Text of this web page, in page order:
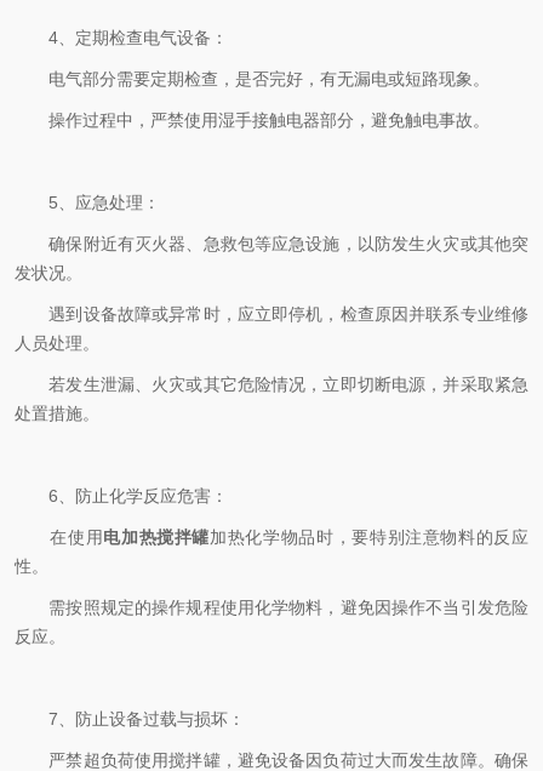
4、定期检查电气设备：
电气部分需要定期检查，是否完好，有无漏电或短路现象。
操作过程中，严禁使用湿手接触电器部分，避免触电事故。
5、应急处理：
确保附近有灭火器、急救包等应急设施，以防发生火灾或其他突
发状况。
遇到设备故障或异常时，应立即停机，检查原因并联系专业维修
人员处理。
若发生泄漏、火灾或其它危险情况，立即切断电源，并采取紧急
处置措施。
6、防止化学反应危害：
在使用电加热搅拌罐加热化学物品时，要特别注意物料的反应
性。
需按照规定的操作规程使用化学物料，避免因操作不当引发危险
反应。
7、防止设备过载与损坏：
严禁超负荷使用搅拌罐，避免设备因负荷过大而发生故障。确保